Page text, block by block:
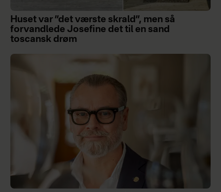
Huset var ”det værste skrald”, men så
forvandlede Josefine det til en sand
toscansk drøm